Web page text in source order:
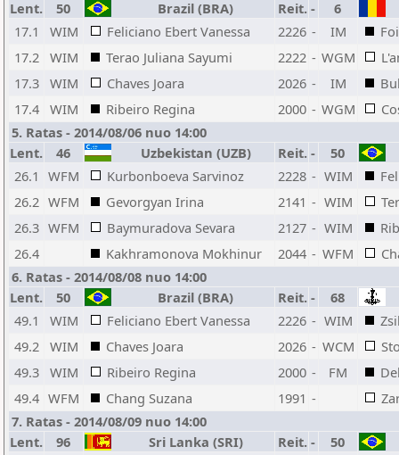
Lent. 50 Brazil (BRA) Reit. -
6
17.1
WIM Feliciano Ebert Vanessa 2226 - IM
17.2 WIM Terao Juliana Sayumi 2222 - WGM
17.3 WIM Chaves Joara 2026 - IM
17.4 WIM Ribeiro Regina 2000 - WGM
5. Ratas - 2014/08/06 nuo 14:00
Lent.
46 Uzbekistan (UZB) Reit. -
50
26.1
WFM Kurbonboeva Sarvinoz 2228 - WIM
26.2 WFM Gevorgyan Irina 2141 - WIM
26.3 WFM Baymuradova Sevara 2127 - WIM
26.4
Kakhramonova Mokhinur 2044 - WFM
6. Ratas - 2014/08/08 nuo 14:00
Lent.
50 Brazil (BRA) Reit. -
68
49.1
WIM Feliciano Ebert Vanessa 2226 - WIM
49.2 WIM Chaves Joara 2026 - WCM
49.3 WIM Ribeiro Regina 2000 - FM
49.4 WFM Chang Suzana 1991 -
7. Ratas - 2014/08/09 nuo 14:00
Lent.
96 Sri Lanka (SRI) Reit. -
50